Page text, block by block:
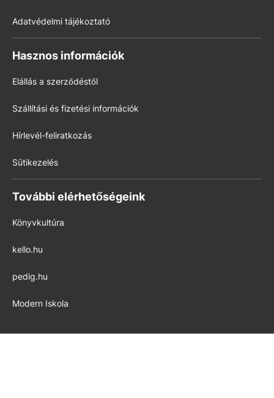
Adatvédelmi tájékoztató
Hasznos információk
Elállás a szerződéstől
Szállítási és fizetési információk
Hírlevél-feliratkozás
Sütikezelés
További elérhetőségeink
Könyvkultúra
kello.hu
pedig.hu
Modern Iskola